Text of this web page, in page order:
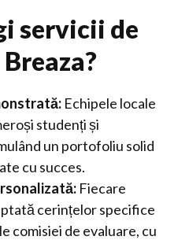
servicii de
Echipele locale
studenți și
un portofoliu solid
cu succes.
Fiecare
cerințelor specifice
comisiei de evaluare, cu